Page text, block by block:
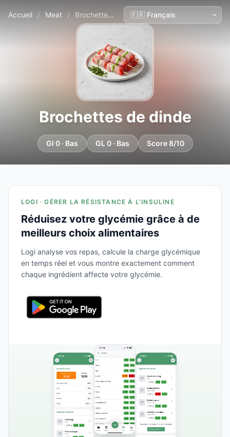
Accueil / Meat / Brochettes de dinde
Brochettes de dinde
GI 0 · Bas GL 0 · Bas Score 8/10
LOGI · GÉRER LA RÉSISTANCE À L'INSULINE
Réduisez votre glycémie grâce à de
meilleurs choix alimentaires
Logi analyse vos repas, calcule la charge glycémique
en temps réel et vous montre exactement comment
chaque ingrédient affecte votre glycémie.